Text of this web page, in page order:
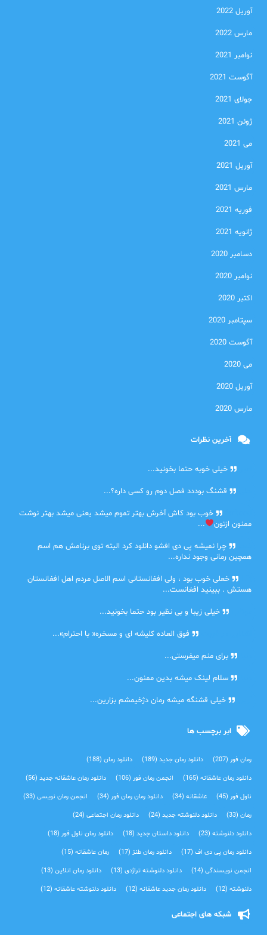
آوریل 2022
مارس 2022
نوامبر 2021
آگوست 2021
جولای 2021
ژوئن 2021
می 2021
آوریل 2021
مارس 2021
فوریه 2021
ژانویه 2021
دسامبر 2020
نوامبر 2020
اکتبر 2020
سپتامبر 2020
آگوست 2020
می 2020
آوریل 2020
مارس 2020
آخرین نظرات
خیلی خوبه حتما بخونید...
قشنگ بوددد فصل دوم رو کسی داره؟...
خوب بود کاش آخرش بهتر تموم میشد یعنی میشد بهتر نوشت
ممنون ازتون
...
چرا نمیشه پی دی افشو دانلود کرد البته توی برنامش هم اسم
همچین رمانی وجود نداره...
خعلی خوب بود ، ولی افغانستانی اسم الاصل مردم اهل افغانستان
هستش . ببینید افغانست...
خیلی زیبا و بی نظیر بود حتما بخونید...
فوق العاده کلیشه ای و مسخره« با احترام»...
برای منم میفرستی...
سلام لینک میشه بدین ممنون...
خیلی قشنگه میشه رمان دژخیمشم بزارین...
ابر برچسب ها
رمان فور(207) دانلود رمان جدید(189) دانلود رمان(188)
دانلود رمان عاشقانه(165) انجمن رمان فور(106) دانلود رمان عاشقانه جدید(56)
ناول فور(45) عاشقانه(34) دانلود رمان رمان فور(34) انجمن رمان نویسی(33)
رمان(33) دانلود دلنوشته جدید(24) دانلود رمان اجتماعی‌(24)
دانلود دلنوشته(23) دانلود داستان جدید(18) دانلود رمان ناول فور(18)
دانلود رمان پی دی اف(17) دانلود رمان طنز(17) رمان عاشقانه(15)
انجمن نویسندگی(14) دانلود دلنوشته تراژدی‌(13) دانلود رمان انلاین(13)
دلنوشته(12) دانلود رمان جدید عاشقانه(12) دانلود دلنوشته عاشقانه(12)
شبکه های اجتماعی